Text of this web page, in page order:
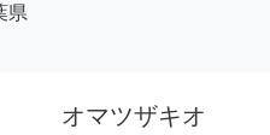
県
オマツザキオ